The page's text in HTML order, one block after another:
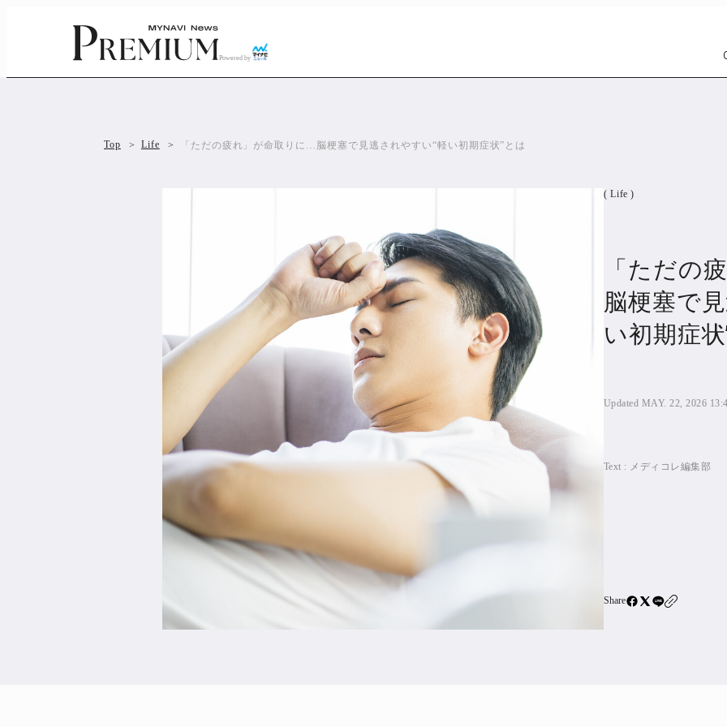
Powered by
Car1299
PR
SBIネオ
All Articles
Top Life 「ただの疲れ」が命取りに…脳梗塞で見逃されやすい“軽い初期症状”とは
( Life )
「ただの
脳梗塞で
い初期症
Updated MAY. 22, 2026
Text : メディコレ編集部
Share